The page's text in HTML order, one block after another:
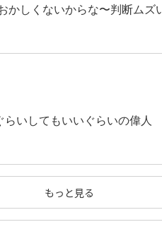
かしくないからな〜判断ムズ
いしてもいいぐらいの偉人
もっと見る